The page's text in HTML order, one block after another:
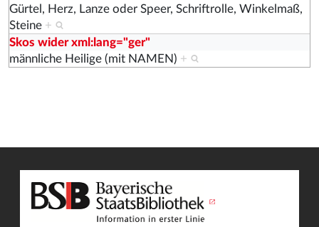
Gürtel, Herz, Lanze oder Speer, Schriftrolle, Winkelmaß,
Steine +
Skos wider xml:lang="ger"
männliche Heilige (mit NAMEN) +